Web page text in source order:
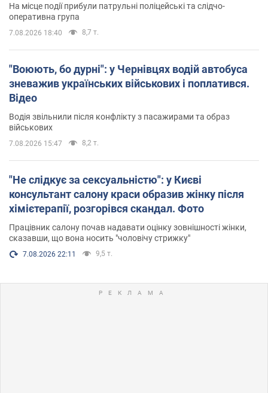
На місце події прибули патрульні поліцейські та слідчо-
оперативна група
7.08.2026 18:40 8,7 т.
"Воюють, бо дурні": у Чернівцях водій автобуса
зневажив українських військових і поплатився.
Відео
Водія звільнили після конфлікту з пасажирами та образ
військових
7.08.2026 15:47 8,2 т.
"Не слідкує за сексуальністю": у Києві
консультант салону краси образив жінку після
хімієтерапії, розгорівся скандал. Фото
Працівник салону почав надавати оцінку зовнішності жінки,
сказавши, що вона носить "чоловічу стрижку"
7.08.2026 22:11 9,5 т.